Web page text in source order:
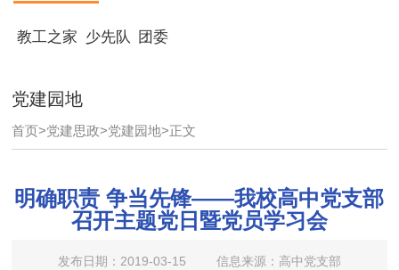
教工之家 少先队 团委
党建园地
首页>党建思政>党建园地>正文
明确职责 争当先锋——我校高中党支部
召开主题党日暨党员学习会
发布日期：2019-03-15 信息来源：高中党支部